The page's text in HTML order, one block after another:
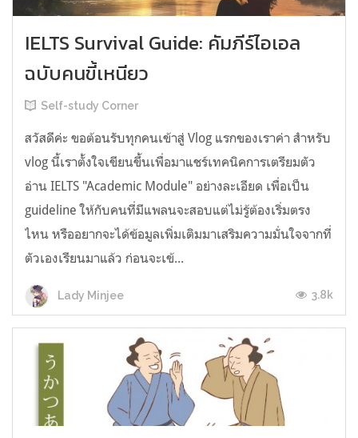
IELTS Survival Guide: คัมภีร์ไอเอล
ฉบับคนขี้เหนียว
Self-study Corner
สวัสดีค่ะ ขอต้อนรับทุกคนเข้าสู่ Vlog แรกของเราค่า สำหรับ
vlog นี้เราตั้งใจเขียนขึ้นเพื่อมาแชร์เทคนิคการเตรียมตัว
อ่าน IELTS "Academic Module" อย่างละเอียด เพื่อเป็น
guideline ให้กับคนที่มีแพลนจะสอบแต่ไม่รู้ต้องเริ่มตรง
ไหน หรืออยากจะได้ข้อมูลเพิ่มเติมมาเสริมความมั่นใจจากที่
ตัวเองเรียนมาแล้ว ก่อนจะเข้...
Lady Minjee 3.8k